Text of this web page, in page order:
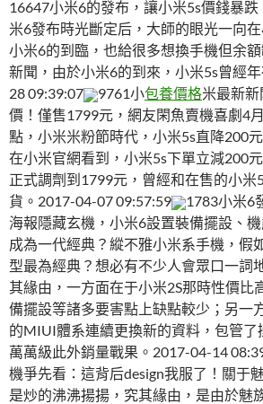
16647小米6的發布，讓小米5s價錢暴
米6發布時光斷定后，大師的眼光一向
小米6的到臨，也給很多想換手機但余
新聞，由於小米6的到來，小米5s曾經
28 09:39:07
9761小包養價格米最新
價！僅售1799元，網友閑魚賣機喜劇4
點，小米米粉節時代，小米5s直降200
在小米官網看到，小米5s下單立減200
正式調劑到1799元，曾經和在售的小米
貨。2017-04-07 09:57:59
1783小米6
海報隱藏玄機，小米6設置裝備擺設、
成為一代經典？縱不雅小米系手機，假
型最為經典？想必有不少人會眾口一詞
其緣由，一方面在于小米2S那時性價比
備擺設等諸多要害點上缺點較少；另一
的MIUI體系連續更換新的資料，包管了
萬萬級此外銷量戰果。2017-04-14
機爭先看：這背后design我服了！關于
是炒的沸沸揚揚，究其緣由，是由於魅